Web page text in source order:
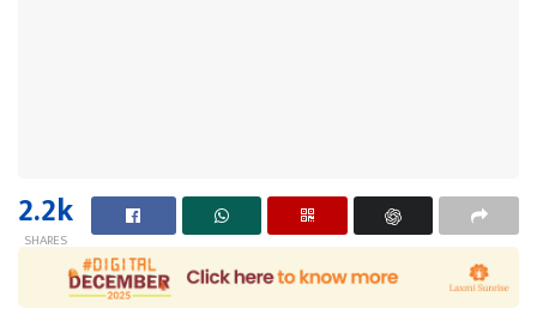
2.2k
SHARES